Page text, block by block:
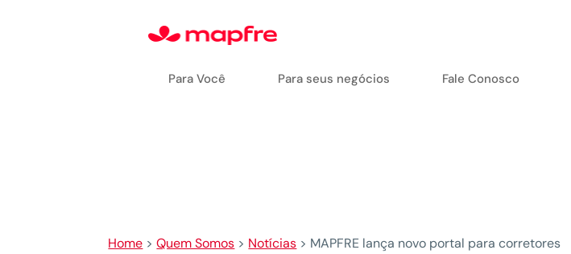
Para Você Para seus negócios Fale Conosco
Home >Quem Somos > Notícias > MAPFRE lança novo portal para corretores